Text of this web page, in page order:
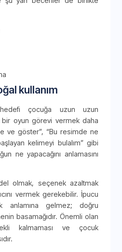
kullanım
çocuğa uzun uzun
bir oyun görevi vermek daha
ve göster”, “Bu resimde ne
kelimeyi bulalım” gibi
ne yapacağını anlamasını
olmak, seçenek azaltmak
vermek gerekebilir. İpucu
anlamına gelmez; doğru
basamağıdır. Önemli olan
kalmaması ve çocuk